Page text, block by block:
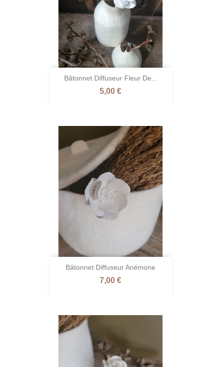
Bâtonnet Diffuseur Fleur De...
Prix
5,00 €
Bâtonnet Diffuseur Anémone
Prix
7,00 €